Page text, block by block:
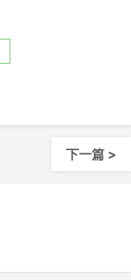
下一篇 >